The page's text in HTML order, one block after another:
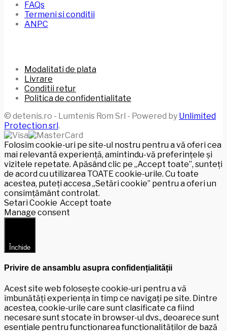
FAQs
Termeni si conditii
ANPC
Modalitati de plata
Livrare
Conditii retur
Politica de confidentialitate
© detenis.ro - Lumtenis Rom Srl - Powered by Unlimited
Protection srl .
Folosim cookie-uri pe site-ul nostru pentru a vă oferi cea
mai relevantă experiență, amintindu-vă preferințele și
vizitele repetate. Apăsând clic pe „Accept toate”, sunteți
de acord cu utilizarea TOATE cookie-urile. Cu toate
acestea, puteți accesa „Setări cookie” pentru a oferi un
consimțământ controlat.
Setari Cookie Accept toate
Manage consent
Închide
Privire de ansamblu asupra confidențialității
Acest site web folosește cookie-uri pentru a vă
îmbunătăți experiența în timp ce navigați pe site. Dintre
acestea, cookie-urile care sunt clasificate ca fiind
necesare sunt stocate în browser-ul dvs., deoarece sunt
esențiale pentru funcționarea funcționalităților de bază